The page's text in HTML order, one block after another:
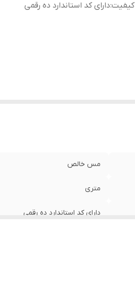
کیفیت:دارای کد استاندارد ده رقمی
مس خالص
متری
دارای کد استاندارد ده رقمی